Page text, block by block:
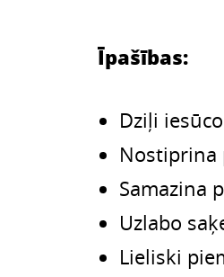
Īpašības:
Dziļi
Nostiprina
Samazina
Uzlabo
Lieliski